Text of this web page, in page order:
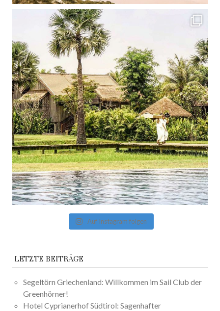
Auf Instagram folgen
LETZTE BEITRÄGE
Segeltörn Griechenland: Willkommen im Sail Club der
Greenhörner!
Hotel Cyprianerhof Südtirol: Sagenhafter